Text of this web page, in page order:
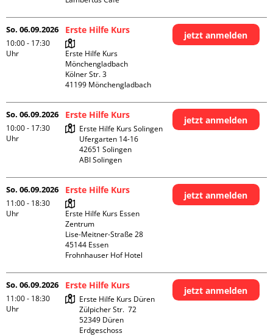
So. 06.09.2026
10:00 - 17:30
Uhr
Erste Hilfe Kurs
Erste Hilfe Kurs
Mönchengladbach
Kölner Str. 3
jetzt anmelden
So. 06.09.2026
10:00 - 17:30
Uhr
Erste Hilfe Kurs
Erste Hilfe Kurs Solingen
Ufergarten 14-16
42651 Solingen
ABI Solingen
jetzt anmelden
So. 06.09.2026
11:00 - 18:30
Uhr
Erste Hilfe Kurs
Erste Hilfe Kurs Essen
Zentrum
Lise-Meitner-Straße 28
45144 Essen
Frohnhauser Hof Hotel
jetzt anmelden
So. 06.09.2026
11:00 - 18:30
Uhr
Erste Hilfe Kurs
Erste Hilfe Kurs Düren
Zülpicher Str.  72
52349 Düren
Erdgeschoss
jetzt anmelden